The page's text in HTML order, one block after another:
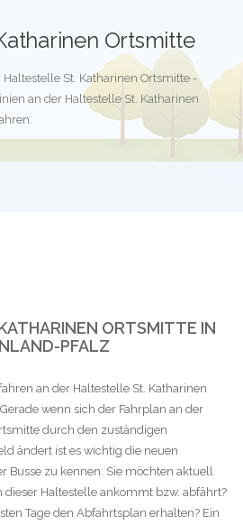
Ortsmitte
St. Katharinen Ortsmitte -
an der Haltestelle St. Katharinen
ORTSMITTE IN
PFALZ
an der Haltestelle St. Katharinen
wenn sich der Fahrplan an der
durch den zuständigen
ändert ist es wichtig die neuen
Busse zu kennen. Sie möchten aktuell
dieser Haltestelle ankommt bzw. abfährt?
Tage den Abfahrtsplan erhalten? Ein